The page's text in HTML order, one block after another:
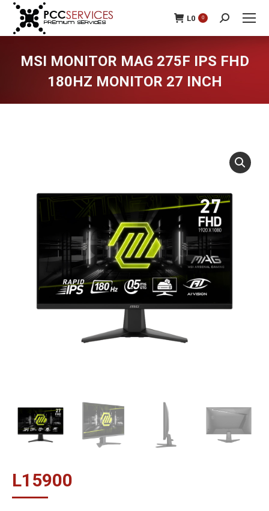
L0 0 Search:
MSI MONITOR MAG 275F IPS FHD
180HZ MONITOR 27 INCH
L15900